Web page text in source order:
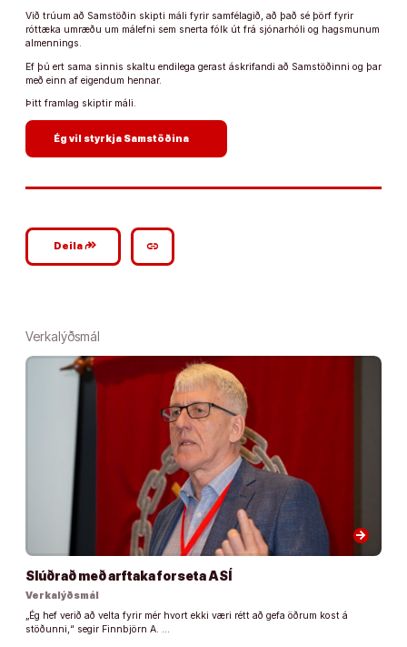
Við trúum að Samstöðin skipti máli fyrir samfélagið, að það sé þörf fyrir
róttæka umræðu um málefni sem snerta fólk út frá sjónarhóli og hagsmunum
almennings.
Ef þú ert sama sinnis skaltu endilega gerast áskrifandi að Samstöðinni og þar
með einn af eigendum hennar.
Þitt framlag skiptir máli.
Ég vil styrkja Samstöðina
Deilagoogle_plus_reshare link
Verkalýðsmál
arrow_forward
Slúðrað með arftaka forseta ASÍ
Verkalýðsmál
„Ég hef verið að velta fyrir mér hvort ekki væri rétt að gefa öðrum kost á
stöðunni,“ segir Finnbjörn A. …